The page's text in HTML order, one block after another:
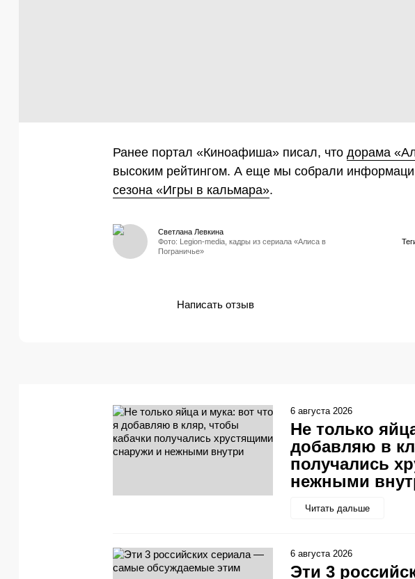
Ранее портал «Киноафиша» писал, что дорама
высоким рейтингом. А еще мы собрали
сезона «Игры в кальмара».
Фото: Legion-media, кадры из сериала «Алиса в
Пограничье»
Светлана Левкина
Написать отзыв
Не только
добавляю в
получались
нежными
Читать дальше
6 августа 2026
Эти 3
6 августа 2026